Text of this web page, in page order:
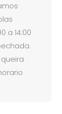
a 14:00